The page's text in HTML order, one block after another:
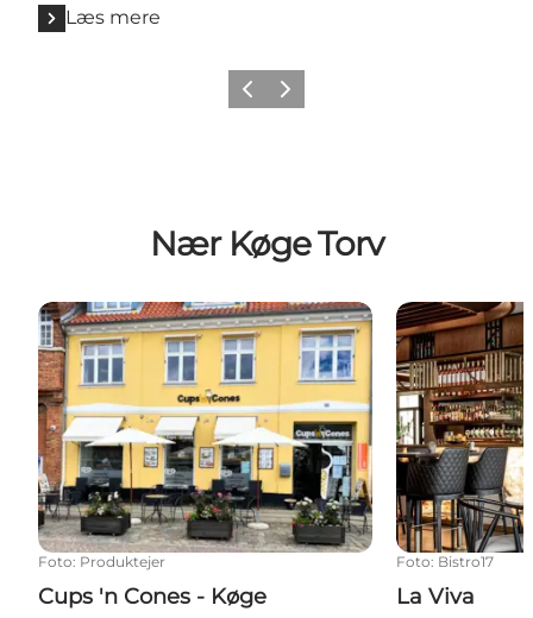
Læs mere
Forrige billede
Næste billede
Nær Køge Torv
Cups 'n Cones - Køge
Foto: Produktejer
Cups 'n Cones - Køge
La Viva
Foto: Bistro17
La Viva